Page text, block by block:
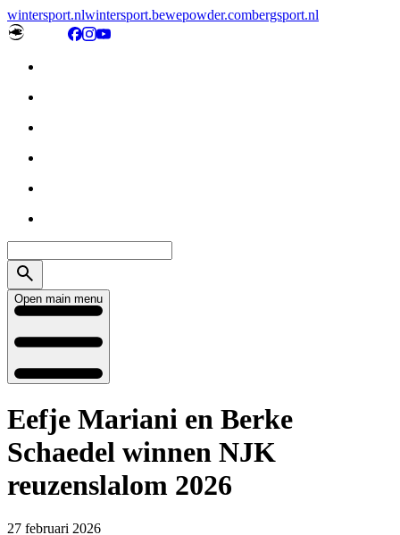
wintersport.nlwintersport.bewepowder.combergsport.nl
Open main menu
Eefje Mariani en Berke
Schaedel winnen NJK
reuzenslalom 2026
27 februari 2026